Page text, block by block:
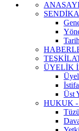
ÜYELİK
Üst
HUKUK